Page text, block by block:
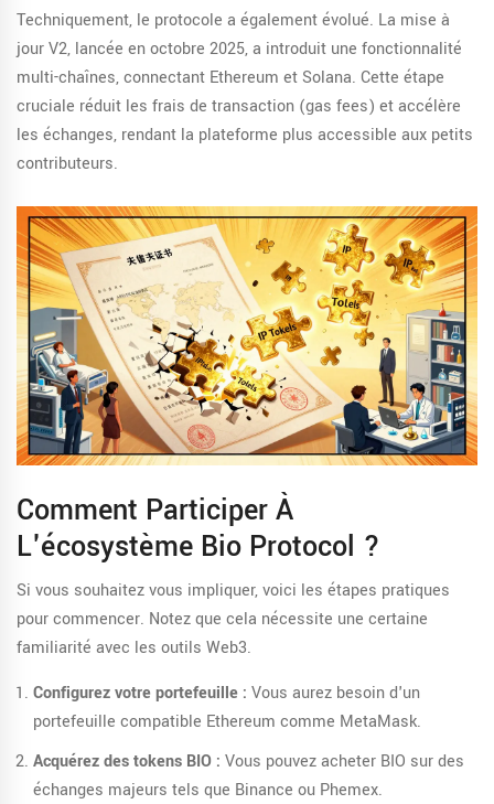
Techniquement, le protocole a également évolué. La mise à
jour V2, lancée en octobre 2025, a introduit une fonctionnalité
multi-chaînes, connectant Ethereum et Solana. Cette étape
cruciale réduit les frais de transaction (gas fees) et accélère
les échanges, rendant la plateforme plus accessible aux petits
contributeurs.
Comment Participer À
L'écosystème Bio Protocol ?
Si vous souhaitez vous impliquer, voici les étapes pratiques
pour commencer. Notez que cela nécessite une certaine
familiarité avec les outils Web3.
Configurez votre portefeuille : Vous aurez besoin d'un
portefeuille compatible Ethereum comme MetaMask.
Acquérez des tokens BIO : Vous pouvez acheter BIO sur des
échanges majeurs tels que Binance ou Phemex.